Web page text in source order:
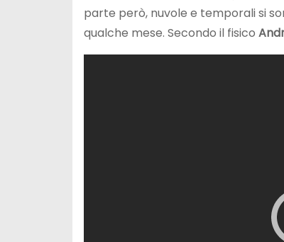
parte però, nuvole e temporali si
qualche mese. Secondo il fisico